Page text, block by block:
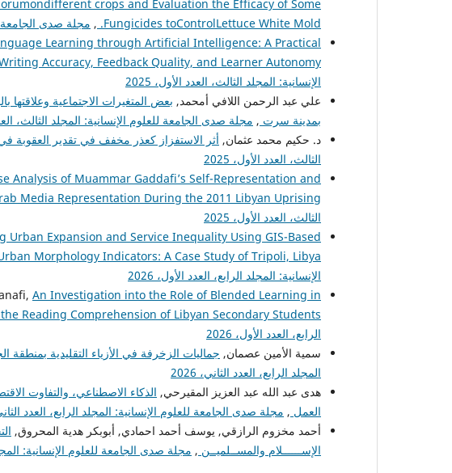
crops and Evaluation the Efficacy of Some
Fungicides toControlLettuce White Mold.
, مجلة صدى الجامعة
Learning through Artificial Intelligence: A Practical
Accuracy, Feedback Quality, and Learner Autonomy
الإنسانية: المجلد الثالث، العدد الأول، 2025
علي عبد الرحمن اللافي أمحمد, بعض المتغيرات الاجتماعية
بمدينة سرت , مجلة صدى الجامعة للعلوم الإنسانية: المجلد الثالث، العدد
د. حكيم محمد عثمان, أثر الاستفزاز كعذر مخفف في تقدير العقوبة في
الثالث، العدد الأول، 2025
Analysis of Muammar Gaddafi’s Self-Representation and
Media Representation During the 2011 Libyan Uprising
الثالث، العدد الأول، 2025
Expansion and Service Inequality Using GIS-Based
Morphology Indicators: A Case Study of Tripoli, Libya
الإنسانية: المجلد الرابع، العدد الأول، 2026
An Investigation into the Role of Blended Learning in
Reading Comprehension of Libyan Secondary Students
الرابع، العدد الأول، 2026
سمية الأمين عصمان, جماليات الزخرفة في الأزياء التقليدية بمنطقة
المجلد الرابع، العدد الثاني، 2026
هدى عبد الله عبد العزيز المقيرحي, الذكاء الاصطناعي، والتفاوت
العمل , مجلة صدى الجامعة للعلوم الإنسانية: المجلد الرابع، العدد الثاني،
أحمد مخزوم الرازقي, يوسف أحمد احمادي, أبوبكر هدية المحروق,
الإســــــلام والمســلميــن , مجلة صدى الجامعة للعلوم الإنسانية: المجلد